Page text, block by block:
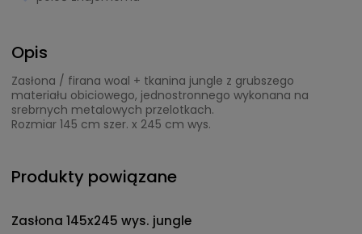
Opis
Zasłona / firana woal + tkanina jungle z grubszego
materiału obiciowego, jednostronnego wykonana na
srebrnych metalowych przelotkach.
Rozmiar 145 cm szer. x 245 cm wys.
Produkty powiązane
Zasłona 145x245 wys. jungle